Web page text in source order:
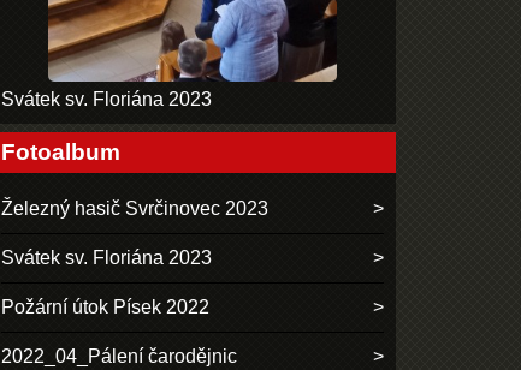
Svátek sv. Floriána 2023
Fotoalbum
Železný hasič Svrčinovec 2023
Svátek sv. Floriána 2023
Požární útok Písek 2022
2022_04_Pálení čarodějnic